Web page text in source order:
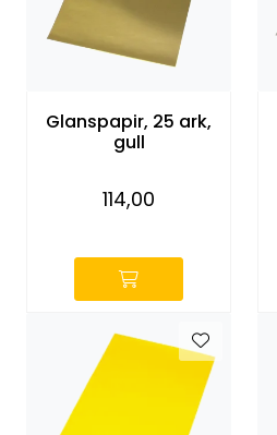
Glanspapir, 25 ark,
gull
114,00